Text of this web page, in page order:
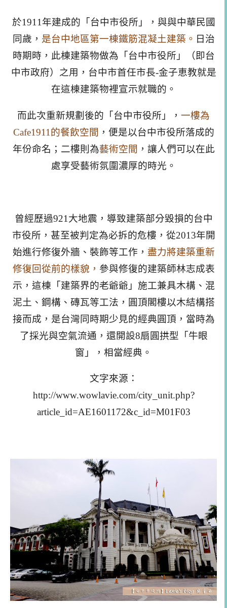
於1911年建成的「台中市役所」，與與中華民國
同歲， 是台中地區第一棟鐵筋混凝土建築。 日治
時期時，此棟建築物做為「台中市役所」（即台
中市政府）之用，台中市首任市長-金子恵教就是
在這棟建築物裡宣示就職的。
而此次重新規劃後的「台中市役所」， 一樓為
Cafe1911的餐飲空間 ，便是以台中市役所落成的
年份命名；二樓則為藝術空間 ，讓人們可以在此
處享受藝術氛圍濃厚的時光。
曾經歷過921大地震，導致建築部分毀損的台中
市役所，甚至被判定為必拆的危樓， 從2013年開
始進行修復外牆、裝飾等工作， 盡力將建築重新
修復回從前的樣貌， 參與修復的建築師林志成表
示，這棟「建築界的老爺爺」施工兼具木構、混
泥土、鋼構、磚瓦等工法，圓頂閣樓以木結構搭
接而成，是台灣同時期少見的經典圓頂，當時為
了採光與空氣流通，還開設8扇圓拱型「牛眼
窗」，相當經典。
文字來源：
http://www.wowlavie.com/city_unit.php?
article_id=AE1601172&c_id=M01F03